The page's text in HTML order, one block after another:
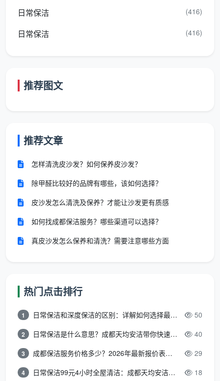
而在以下五道硬指标里。任何一家值得你签单的公司，
“上门看了再算”。成都天均安洁保洁的报价单上，建面
藏着无数增项空间。
对方。成都天均安洁保洁在签单前会出示完整的12项精
保洁确认单，每一项写清楚，不做口头含糊承诺。
第三关：清洁剂和工具要透明——用劣质产品的公
使用强酸清洁剂擦五金件，当时看着亮，几天后水龙头
和花洒开始氧化发黑。成都天均安洁保洁统一使用进口
第四关：人员归属要透明——是自有员工还是临时
当天接到单的那个人。成都天均安洁保洁的保洁员全部
是公司自有、经过标准培训的固定团队，每一组都配有
第五关：售后保障要透明——“做完即走”的公司，
日常保洁 (416)
日常保洁 (416)
推荐图文
推荐文章
怎样清洗皮沙发？如何保养皮沙发？
除甲醛比较好的品牌有哪些，该如何选择？
皮沙发怎么清洗及保养？才能让沙发更有质感
如何找成都保洁服务？哪些渠道可以选择？
真皮沙发怎么保养和清洗？需要注意哪些方面
热门点击排行
1 日常保洁和深度保洁的区别：详解如何选择最适合的清洁服务 50
2 日常保洁是什么意思？成都天均安洁带你快速区分“日常vs深度vs开荒” 40
3 成都保洁服务价格多少？2026年最新报价表来了，这一篇看透所有费用 29
4 日常保洁99元4小时全屋清洁：成都天均安洁保洁超值服务全解析 18